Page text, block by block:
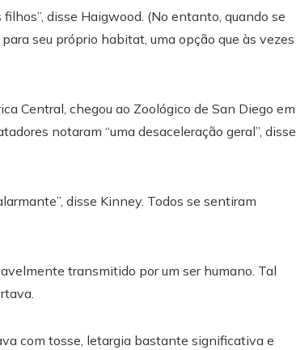
disse Haigwood. (No entanto, quando se
seu próprio habitat, uma opção que às vezes
Central, chegou ao Zoológico de San Diego em
notaram “uma desaceleração geral”, disse
disse Kinney. Todos se sentiram
transmitido por um ser humano. Tal
com tosse, letargia bastante significativa e